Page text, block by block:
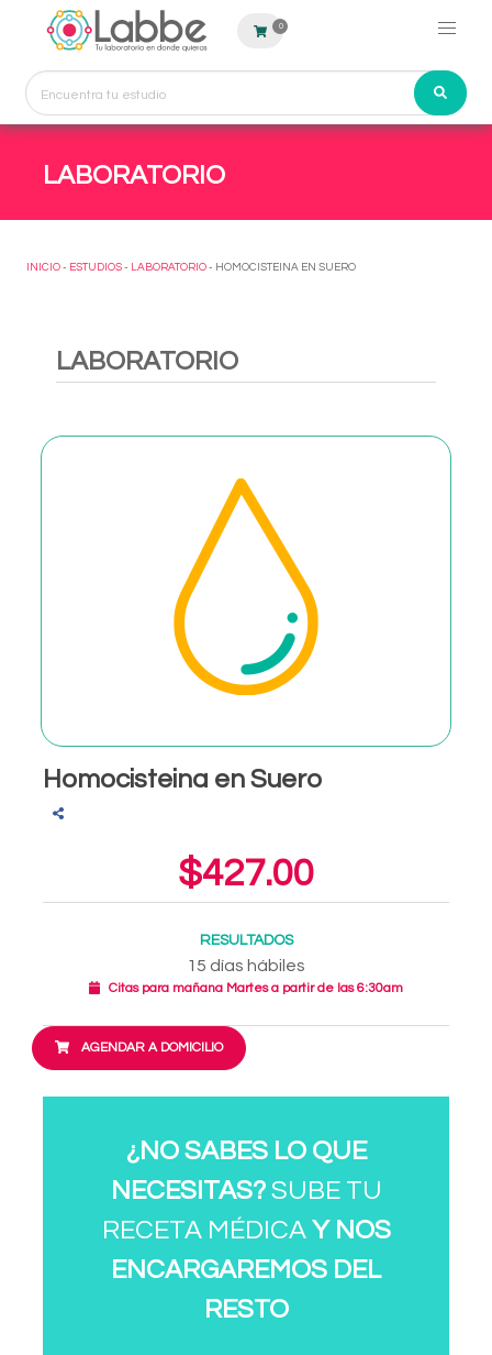
0
LABORATORIO
INICIO - ESTUDIOS - LABORATORIO - HOMOCISTEINA EN SUERO
LABORATORIO
Homocisteina en Suero
$427.00
RESULTADOS
15 días hábiles
Citas para mañana Martes a partir de las 6:30am
AGENDAR A DOMICILIO
¿NO SABES LO QUE
NECESITAS?SUBE TU
RECETA MÉDICA Y NOS
ENCARGAREMOS DEL
RESTO